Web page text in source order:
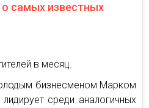
самых известных
в месяц.
бизнесменом Марком
среди аналогичных